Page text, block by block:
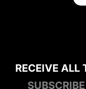
RECEIVE ALL